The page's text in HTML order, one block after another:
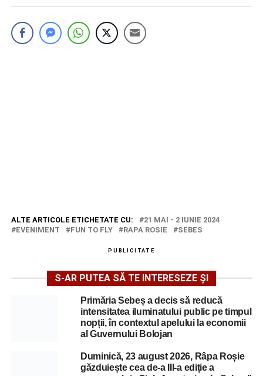
ALTE ARTICOLE ETICHETATE CU:
21 MAI - 2 IUNIE 2024
EVENIMENT
FUN TO FLY RAPA ROSIE SEBES
PUBLICITATE
S-AR PUTEA SĂ TE INTERESEZE ȘI
Primăria Sebeș a decis să reducă
intensitatea iluminatului public pe timpul
nopții, în contextul apelului la economii
al Guvernului Bolojan
Duminică, 23 august 2026, Râpa Roșie
găzduiește cea de-a III-a ediție a